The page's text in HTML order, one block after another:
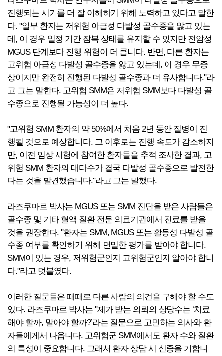
진행되는 시기를 더 잘 이해하기 위해 노력하고 있다고 말한
다. "일부 환자는 저위험 아급성 다발성 골수종을 앓고 있는
데, 이 경우 일정 기간 잠복 상태를 유지할 수 있지만 전암성
MGUS 단계보다 진행 위험이 더 큽니다. 반면, 다른 환자는
고위험 아급성 다발성 골수종을 앓고 있는데, 이 경우 무증
상이지만 완전히 진행된 다발성 골수종과 더 유사합니다."라
고 그는 말한다. 고위험 SMM은 저위험 SMM보다 다발성 골
수종으로 진행될 가능성이 더 높다.
"고위험 SMM 환자의 약 50%에서 처음 2년 동안 질병이 진
행될 것으로 예상합니다. 그 이후로는 진행 속도가 감소하지
만, 이전 임상 시험에 참여한 환자들을 추적 조사한 결과, 고
위험 SMM 환자의 대다수가 결국 다발성 골수종으로 발전한
다는 것을 발견했습니다."라고 그는 말했다.
라즈쿠마르 박사는 MGUS 또는 SMM 진단을 받은 사람들은
골수종 및 기타 혈액 질환 전문 의료기관에서 진료를 받을
것을 권장한다. "환자는 SMM, MGUS 또는 활동성 다발성 골
수종 여부를 확인하기 위해 면밀한 평가를 받아야 합니다.
SMM이 있는 경우, 저위험군인지 고위험군인지 알아야 합니
다."라고 덧붙였다.
이러한 질문들은 때때로 다른 사람의 의견을 구해야 할 수도
있다. 라즈쿠마르 박사는 "제가 받는 의뢰의 상당수는 ‘치료
해야 할까, 말아야 할까?’라는 질문으로 고민하는 의사와 환
자들에게서 나옵니다. 고위험군 SMM에서도 환자 수와 질환
의 특성이 중요합니다. 그래서 환자 상담 시 신중을 기합니